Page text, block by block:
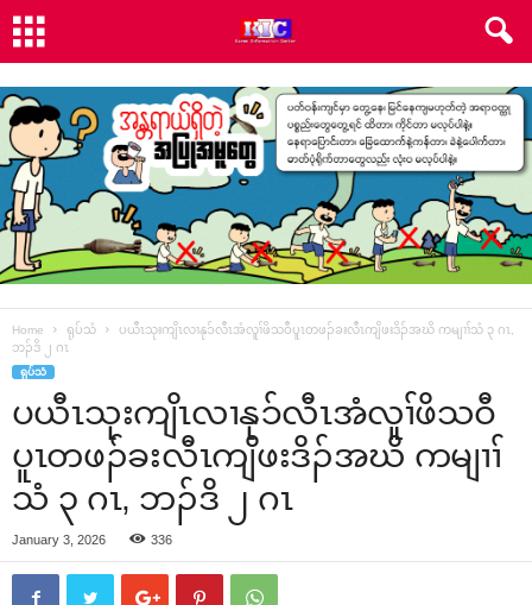
Home ရုပ်သံ
ပယီၤသုးကျိၤလၢနုၥ်လီၤအံလူၢ်ဖိသဝီပူၤတဖၣ်ခးလီၤကျိဖးဒိၣ်အဃိ ကမျၢၢ်သံ ၃ ဂၤ,
ဘၣ်ဒိ ၂ ဂၤ
ရုပ်သံ
ပယီၤသုးကျိၤလၢနုၥ်လီၤအံလူၢ်ဖိသဝီ
ပူၤတဖၣ်ခးလီၤကျိဖးဒိၣ်အဃိ ကမျၢၢ်
သံ ၃ ဂၤ, ဘၣ်ဒိ ၂ ဂၤ
January 3, 2026 336